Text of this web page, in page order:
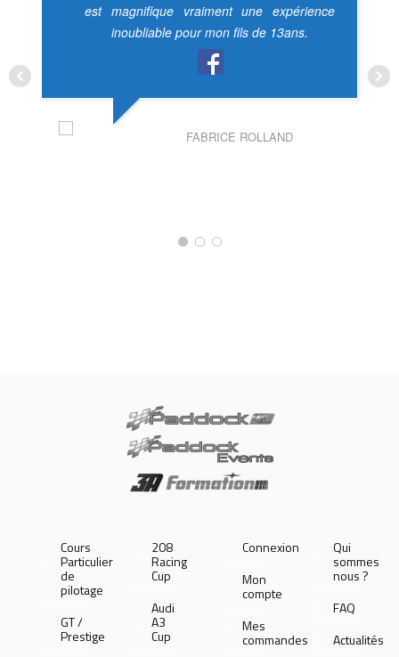
est magnifique vraiment une expérience
inoubliable pour mon fils de 13ans.
FABRICE ROLLAND
Cours
Particulier
de
pilotage
GT /
Prestige
208
Racing
Cup
Audi
A3
Cup
Connexion
Mon
compte
Mes
commandes
Qui
sommes
nous ?
FAQ
Actualités